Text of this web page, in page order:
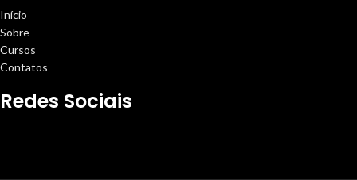
Início
Sobre
Cursos
Contatos
Redes Sociais